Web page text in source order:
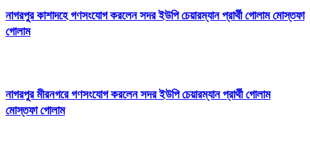
নাগরপুর কাশাদহে গণসংযোগ করলেন সদর ইউপি চেয়ারম্যান প্রার্থী গোলাম মোস্তফা
গোলাম
নাগরপুর মীরনগরে গণসংযোগ করলেন সদর ইউপি চেয়ারম্যান প্রার্থী গোলাম
মোস্তফা গোলাম